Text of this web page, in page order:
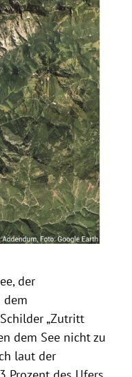
, der
dem
„Zutritt
dem See nicht zu
laut der